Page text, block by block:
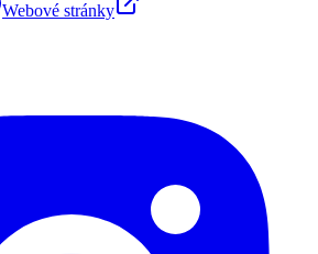
Webové stránky